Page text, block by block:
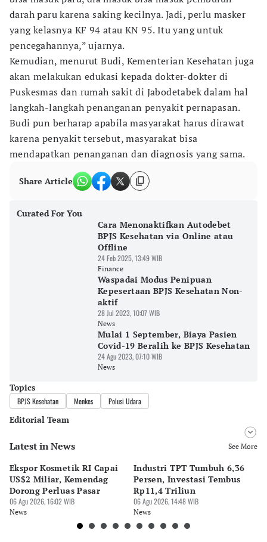
darah paru karena saking kecilnya. Jadi, perlu masker
yang kelasnya KF 94 atau KN 95. Itu yang untuk
pencegahannya,” ujarnya.
Kemudian, menurut Budi, Kementerian Kesehatan juga
akan melakukan edukasi kepada dokter-dokter di
Puskesmas dan rumah sakit di Jabodetabek dalam hal
langkah-langkah penanganan penyakit pernapasan.
Budi pun berharap apabila masyarakat harus dirawat
karena penyakit tersebut, masyarakat bisa
mendapatkan penanganan dan diagnosis yang sama.
Share Article
Curated For You
Cara Menonaktifkan Autodebet
BPJS Kesehatan via Online atau
Offline
24 Feb 2025, 13:49 WIB
Finance
Waspadai Modus Penipuan
Kepesertaan BPJS Kesehatan Non-
aktif
28 Jul 2023, 10:07 WIB
News
Mulai 1 September, Biaya Pasien
Covid-19 Beralih ke BPJS Kesehatan
24 Agu 2023, 07:10 WIB
News
Topics
BPJS Kesehatan Menkes Polusi Udara
Editorial Team
Editor
Editor
Eko Wahyudi
Latest in News See More
Ekspor Kosmetik RI Capai
US$2 Miliar, Kemendag
Dorong Perluas Pasar
06 Agu 2026, 16:02 WIB
News
Industri TPT Tumbuh 6,36
Persen, Investasi Tembus
Rp11,4 Triliun
06 Agu 2026, 14:48 WIB
News